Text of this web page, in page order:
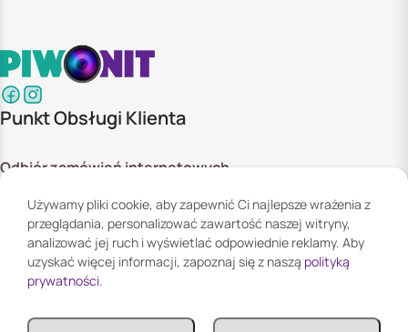
Punkt Obsługi Klienta
Odbiór zamówień internetowych
02-285 Warszawa
Godziny otwarcia:
Pn. - Pt. 08:00 - 16:00
Informacje
Używamy pliki cookie, aby zapewnić Ci najlepsze wrażenia z
przeglądania, personalizować zawartość naszej witryny,
analizować jej ruch i wyświetlać odpowiednie reklamy. Aby
uzyskać więcej informacji, zapoznaj się z naszą polityką
prywatności.